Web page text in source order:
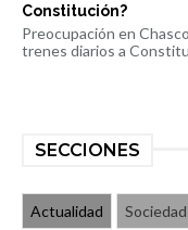
Constitución?
Preocupación en
trenes diarios a
SECCIONES
Actualidad Sociedad